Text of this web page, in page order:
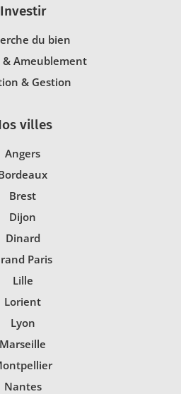
Investir
du bien
& Ameublement
& Gestion
villes
Angers
Brest
Dijon
Dinard
Paris
Lille
Lorient
Lyon
Marseille
Nantes